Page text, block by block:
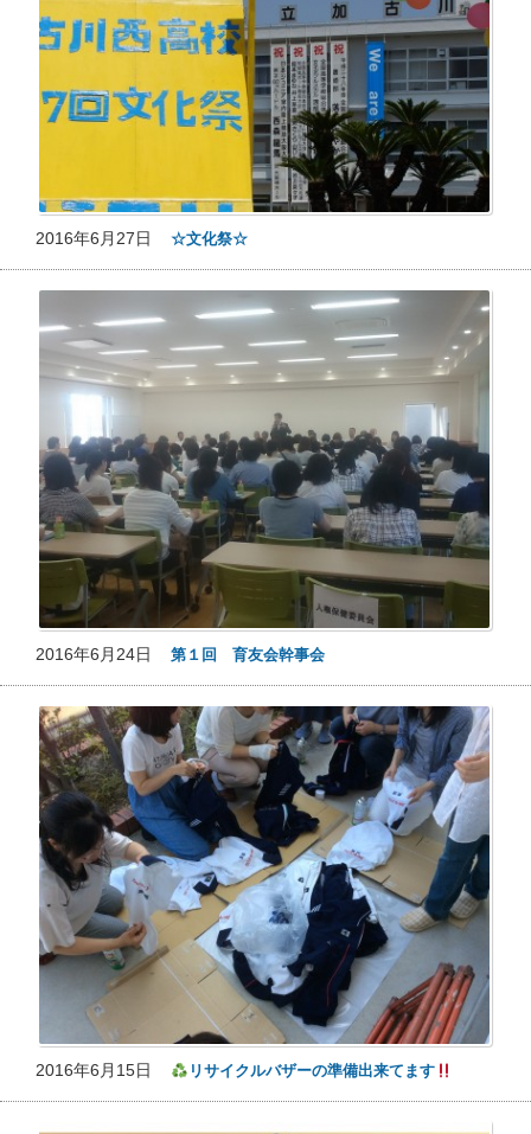
2016年6月27日 ☆文化祭☆
2016年6月24日 第１回 育友会幹事会
2016年6月15日 リサイクルバザーの準備出来てます